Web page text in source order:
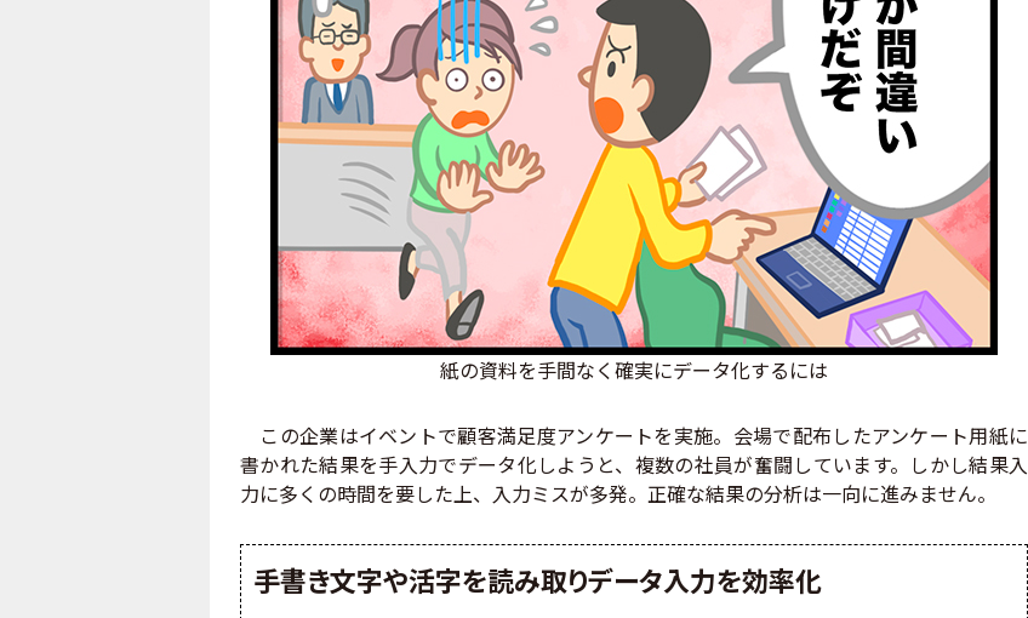
紙の資料を手間なく確実にデータ化するには
この企業はイベントで顧客満足度アンケートを実施。会場で配布したアンケート用紙に
書かれた結果を手入力でデータ化しようと、複数の社員が奮闘しています。しかし結果入
力に多くの時間を要した上、入力ミスが多発。正確な結果の分析は一向に進みません。
手書き文字や活字を読み取りデータ入力を効率化